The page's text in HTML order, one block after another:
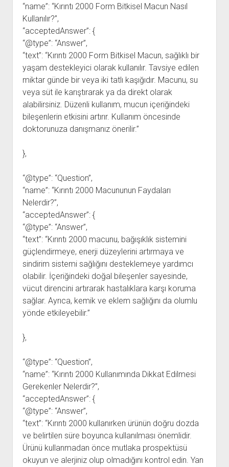
“name”: “Kırıntı 2000 Form Bitkisel Macun Nasıl
Kullanılır?”,
“acceptedAnswer”: {
“@type”: “Answer”,
“text”: “Kırıntı 2000 Form Bitkisel Macun, sağlıklı bir
yaşam destekleyici olarak kullanılır. Tavsiye edilen
miktar günde bir veya iki tatlı kaşığıdır. Macunu, su
veya süt ile karıştırarak ya da direkt olarak
alabilirsiniz. Düzenli kullanım, mucun içeriğindeki
bileşenlerin etkisini artırır. Kullanım öncesinde
doktorunuza danışmanız önerilir.”
},
“@type”: “Question”,
“name”: “Kırıntı 2000 Macununun Faydaları
Nelerdir?”,
“acceptedAnswer”: {
“@type”: “Answer”,
“text”: “Kırıntı 2000 macunu, bağışıklık sistemini
güçlendirmeye, enerji düzeylerini artırmaya ve
sindirim sistemi sağlığını desteklemeye yardımcı
olabilir. İçeriğindeki doğal bileşenler sayesinde,
vücut direncini artırarak hastalıklara karşı koruma
sağlar. Ayrıca, kemik ve eklem sağlığını da olumlu
yönde etkileyebilir.”
},
“@type”: “Question”,
“name”: “Kırıntı 2000 Kullanımında Dikkat Edilmesi
Gerekenler Nelerdir?”,
“acceptedAnswer”: {
“@type”: “Answer”,
“text”: “Kırıntı 2000 kullanırken ürünün doğru dozda
ve belirtilen süre boyunca kullanılması önemlidir.
Ürünü kullanmadan önce mutlaka prospektüsü
okuyun ve alerjiniz olup olmadığını kontrol edin. Yan